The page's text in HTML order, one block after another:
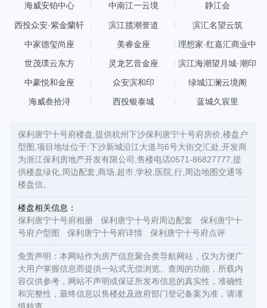
海威安铂中心 中南江一云境 静江会
西投众安·紫金蘭轩 滨江揽潮誉道 滨汇名望云筑
中家德玺尚座 美睿金座
理想家·红嘉汇商业中
世茂璞云东方 灵龙艺音金座 滨江海潮望月城·潮印
中豪悦和金座 众安滨和印 绿城江澜云境阁
海威叁拾浔 西投银泰城 蓝城久宸里
保利唐宁十号府楼盘,提供杭州下沙保利唐宁十号府房价,楼盘户
型图,项目地址位于:下沙新城沿江大道与6号大街交汇处,开发商
为浙江保利房地产开发有限公司,售楼电话0571-86827777,提
供楼盘绿化,周边配套,商场,超市,学校,医院,行,周边地图交通等
楼盘信。
楼盘相关信息：
保利唐宁十号府相册
保利唐宁十号府周边配套
保利唐宁十
号府户型图
保利唐宁十号府详情 保利唐宁十号府点评
免责声明：本网站作为房产信息聚合类导航网站，仅为方便广
大用户掌握信息而提供一站式无偿浏览、查阅的功能，所载内
容仅供参考，网站不声明或保证所发布信息的真实性，准确性
和完整性，最终信息以售楼处及政府部门登记备案为准，请谨